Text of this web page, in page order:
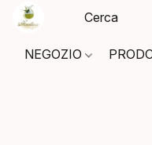
NEGOZIO